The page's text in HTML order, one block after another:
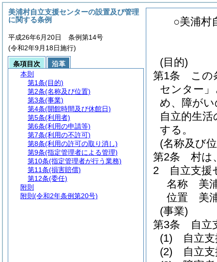
○美浦村
(目的)
第1条
この
センター
め、障が
自立的生
する。
(名称及び
第2条
村は
2
自立支
名称 美
位置 美
(事業)
第3条
自立
(1)
自立
(2)
自立
美浦村自立支援センターの設置及び管理
に関する条例
平成26年6月20日 条例第14号
(令和2年9月18日施行)
条項目次
沿革
本則
第1条(目的)
第2条(名称及び位置)
第3条(事業)
第4条(開館時間及び休館日)
第5条(利用者)
第6条(利用の申請等)
第7条(利用の不許可)
第8条(利用の許可の取り消し)
第9条(指定管理者による管理)
第10条(指定管理者が行う業務)
第11条(損害賠償)
第12条(委任)
附則
附則 (令和2年条例第20号)